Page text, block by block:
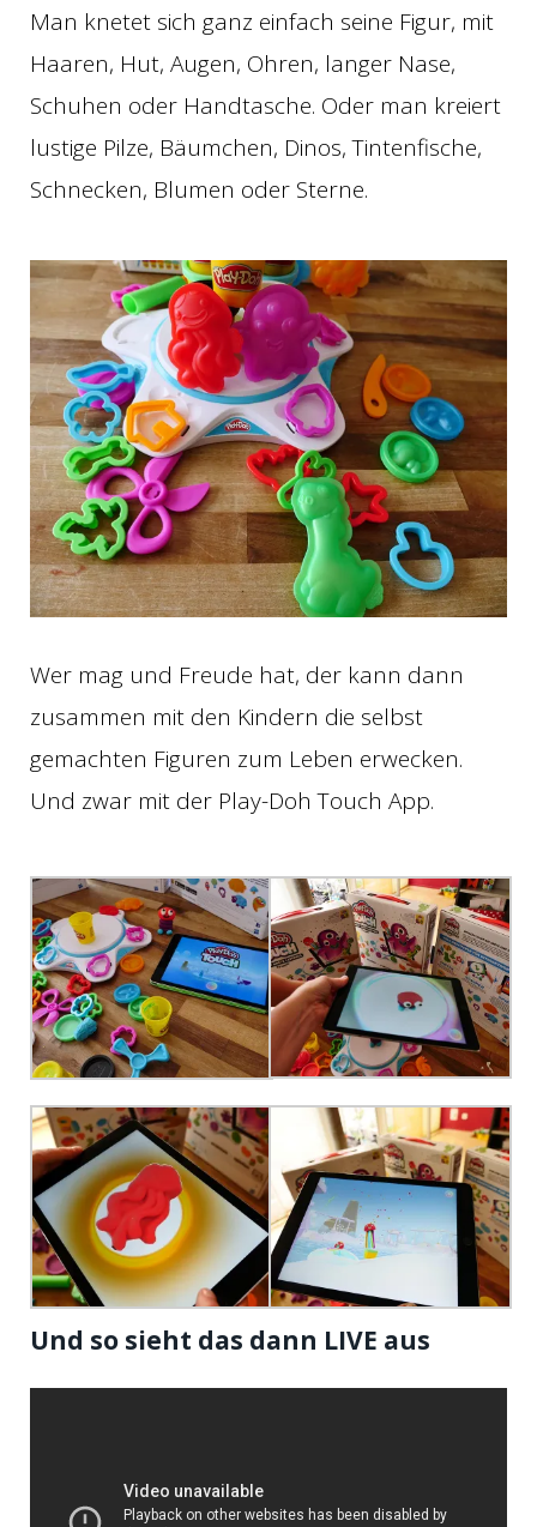
Man knetet sich ganz einfach seine Figur, mit
Haaren, Hut, Augen, Ohren, langer Nase,
Schuhen oder Handtasche. Oder man kreiert
lustige Pilze, Bäumchen, Dinos, Tintenfische,
Schnecken, Blumen oder Sterne.
Wer mag und Freude hat, der kann dann
zusammen mit den Kindern die selbst
gemachten Figuren zum Leben erwecken.
Und zwar mit der Play-Doh Touch App.
Und so sieht das dann LIVE aus